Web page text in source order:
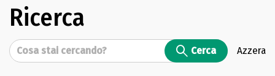
Ricerca
Cerca Cerca Azzera